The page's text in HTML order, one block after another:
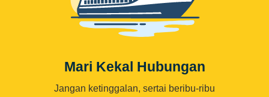
Mari Kekal Hubungan
Jangan ketinggalan, sertai beribu-ribu